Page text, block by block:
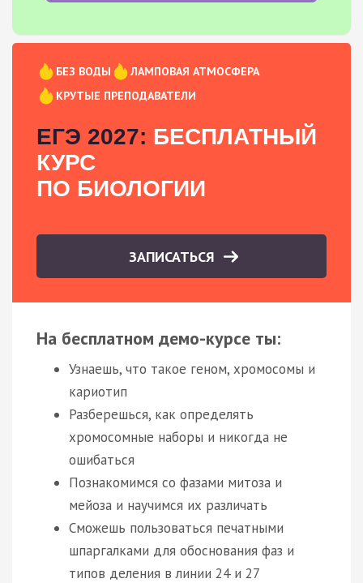
БЕЗ ВОДЫ
ЛАМПОВАЯ АТМОСФЕРА
КРУТЫЕ ПРЕПОДАВАТЕЛИ
ЕГЭ 2027: БЕСПЛАТНЫЙ
КУРС
ПО БИОЛОГИИ
ЗАПИСАТЬСЯ
На бесплатном демо-курсе ты:
Узнаешь, что такое геном, хромосомы и
кариотип
Разберешься, как определять
хромосомные наборы и никогда не
ошибаться
Познакомимся со фазами митоза и
мейоза и научимся их различать
Сможешь пользоваться печатными
шпаргалками для обоснования фаз и
типов деления в линии 24 и 27